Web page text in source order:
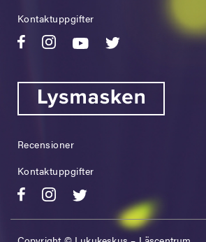
Kontaktuppgifter
Recensioner
Kontaktuppgifter